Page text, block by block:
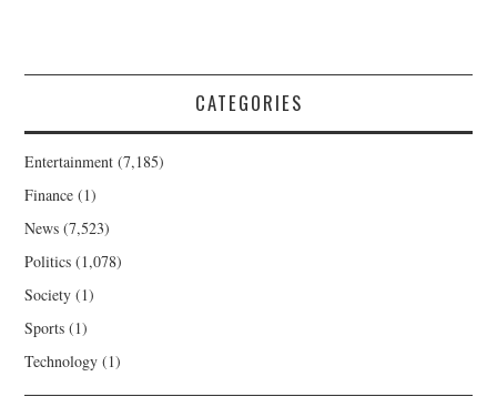
CATEGORIES
Entertainment (7,185)
Finance (1)
News (7,523)
Politics (1,078)
Society (1)
Sports (1)
Technology (1)